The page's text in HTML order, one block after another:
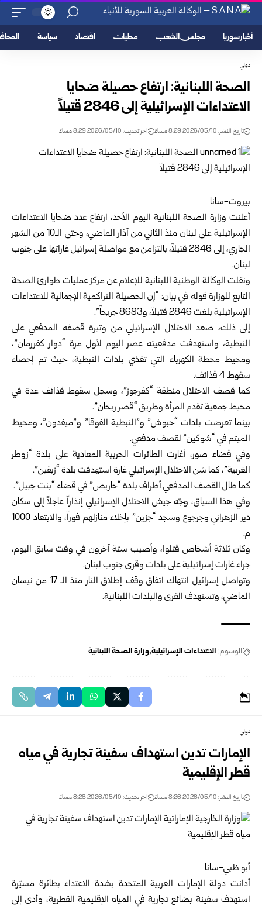
أخبار سوريا مجلس الشعب محليات اقتصاد سياسة
دولي
الصحة اللبنانية: ارتفاع حصيلة ضحايا
الاعتداءات الإسرائيلية إلى 2846 قتيلاً
تاريخ النشر: 2026/05/10 8:29 مساءً اخر تحديث: 2026/05/10 8:29 مساءً
بيروت-سانا
أعلنت وزارة الصحة اللبنانية اليوم الأحد، ارتفاع عدد ضحايا الاعتداءات
الإسرائيلية على لبنان منذ الثاني من آذار الماضي، وحتى الـ10 من الشهر
الجاري، إلى 2846 قتيلاً، بالتزامن مع مواصلة إسرائيل غاراتها على جنوب
لبنان.
ونقلت الوكالة الوطنية اللبنانية للإعلام عن مركز عمليات طوارئ الصحة
التابع للوزارة قوله في بيان: “إن الحصيلة التراكمية الإجمالية للاعتداءات
الإسرائيلية بلغت 2846 قتيلاً، و8693 جريحاً”.
إلى ذلك، صعد الاحتلال الإسرائيلي من وتيرة قصفه المدفعي على
النبطية، واستهدفت مدفعيته عصر اليوم لأول مرة “دوار كفررمان”،
ومحيط محطة الكهرباء التي تغذي بلدات النبطية، حيث تم إحصاء
سقوط 4 قذائف.
كما قصف الاحتلال منطقة “كفرجوز”، وسجل سقوط قذائف عدة في
محيط جمعية تقدم المرأة وطريق “قصر ريحان”.
بينما تعرضت بلدات “حبوش” و”النبطية الفوقا” و”ميفدون”، ومحيط
الميتم في “شوكين” لقصف مدفعي.
وفي قضاء صور، أغارت الطائرات الحربية المعادية على بلدة “زوطر
الغربية”، كما شن الاحتلال الإسرائيلي غارة استهدفت بلدة “زبقين”.
كما طال القصف المدفعي أطراف بلدة “حاريص” في قضاء “بنت جبيل”.
وفي هذا السياق، وجّه جيش الاحتلال الإسرائيلي إنذاراً عاجلاً إلى سكان
دير الزهراني وجرجوع وسجد “جزين” بإخلاء منازلهم فوراً، والابتعاد 1000
م.
وكان ثلاثة أشخاص قتلوا، وأصيب ستة آخرون في وقت سابق اليوم،
جراء غارات إسرائيلية على بلدات وقرى جنوب لبنان.
وتواصل إسرائيل انتهاك اتفاق وقف إطلاق النار منذ الـ 17 من نيسان
الماضي، وتستهدف القرى والبلدات اللبنانية.
الوسوم: الاعتداءات الإسرائيلية وزارة الصحة اللبنانية
دولي
الإمارات تدين استهداف سفينة تجارية في مياه
قطر الإقليمية
تاريخ النشر: 2026/05/10 8:26 مساءً اخر تحديث: 2026/05/10 8:26 مساءً
أبو ظبي-سانا
أدانت دولة الإمارات العربية المتحدة بشدة الاعتداء بطائرة مسيّرة
استهدف سفينة بضائع تجارية في المياه الإقليمية القطرية، وأدى إلى